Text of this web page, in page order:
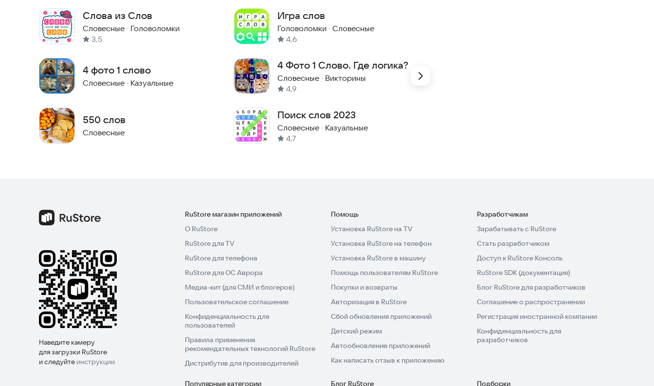
Слова из Слов
Словесные · Головоломки
3,5
4 фото 1 слово
Словесные · Казуальные
550 слов
Словесные
Игра слов
Головоломки · Словесные
4,6
4 Фото 1 Слово. Где логика?
Словесные · Викторины
4,9
Поиск слов 2023
Словесные · Казуальные
4,7
Наведите камеру
для загрузки RuStore
и следуйте инструкции
RuStore магазин приложений
О RuStore
RuStore для TV
RuStore для телефона
RuStore для ОС Аврора
Медиа-кит (для СМИ и блогеров)
Пользовательское соглашение
Конфиденциальность для
пользователей
Правила применения
рекомендательных технологий RuStore
Дистрибутив для производителей
Помощь
Установка RuStore на TV
Установка RuStore на телефон
Установка RuStore в машину
Помощь пользователям RuStore
Покупки и возвраты
Авторизация в RuStore
Сбой обновления приложений
Детский режим
Автообновление приложений
Как написать отзыв к приложению
Разработчикам
Зарабатывать с RuStore
Стать разработчиком
Доступ к RuStore Консоль
RuStore SDK (документация)
Блог RuStore для разработчиков
Соглашение о распространении
Регистрация иностранной компании
Конфиденциальность для
разработчиков
Популярные категории Блог RuStore Подборки